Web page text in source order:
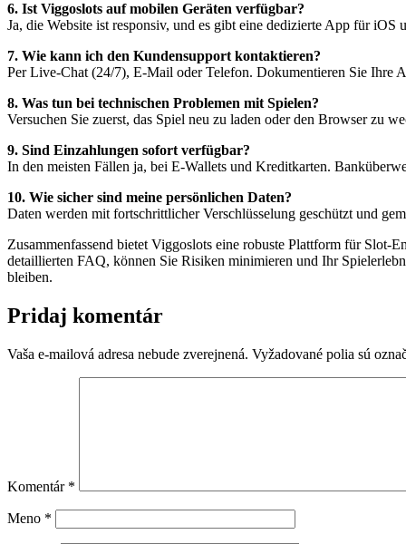
6. Ist Viggoslots auf mobilen Geräten verfügbar?
Ja, die Website ist responsiv, und es gibt eine dedizierte App für
7. Wie kann ich den Kundensupport kontaktieren?
Per Live-Chat (24/7), E-Mail oder Telefon. Dokumentieren Sie Ihre
8. Was tun bei technischen Problemen mit Spielen?
Versuchen Sie zuerst, das Spiel neu zu laden oder den Browser zu
9. Sind Einzahlungen sofort verfügbar?
In den meisten Fällen ja, bei E-Wallets und Kreditkarten.
10. Wie sicher sind meine persönlichen Daten?
Daten werden mit fortschrittlicher Verschlüsselung geschützt und
Zusammenfassend bietet Viggoslots eine robuste Plattform für
detaillierten FAQ, können Sie Risiken minimieren und Ihr
bleiben.
Pridaj komentár
Vaša e-mailová adresa nebude zverejnená. Vyžadované polia sú
Komentár *
Meno *